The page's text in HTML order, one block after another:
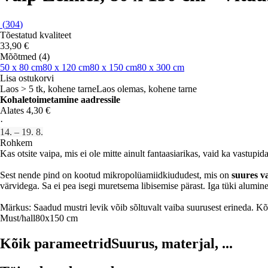
(304)
Tõestatud kvaliteet
33,90 €
Mõõtmed (4)
50 x 80 cm80 x 120 cm80 x 150 cm80 x 300 cm
Lisa ostukorvi
Laos > 5 tk, kohene tarneLaos olemas, kohene tarne
Kohaletoimetamine aadressile
Alates 4,30 €
·
14. – 19. 8.
Rohkem
Kas otsite vaipa, mis ei ole mitte ainult fantaasiarikas, vaid ka
Sest nende pind on kootud mikropolüamiidkiududest, mis on suures
värvidega. Sa ei pea isegi muretsema libisemise pärast. Iga tüki
Märkus: Saadud mustri levik võib sõltuvalt vaiba suurusest erineda.
Must/hall80x150 cm
Kõik parameetridSuurus, materjal, ...